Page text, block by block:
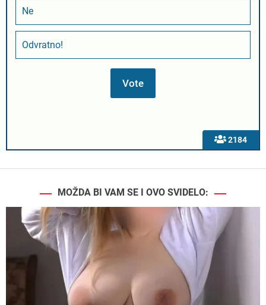
2184
Ne
Odvratno!
MOŽDA BI VAM SE I OVO SVIDELO: